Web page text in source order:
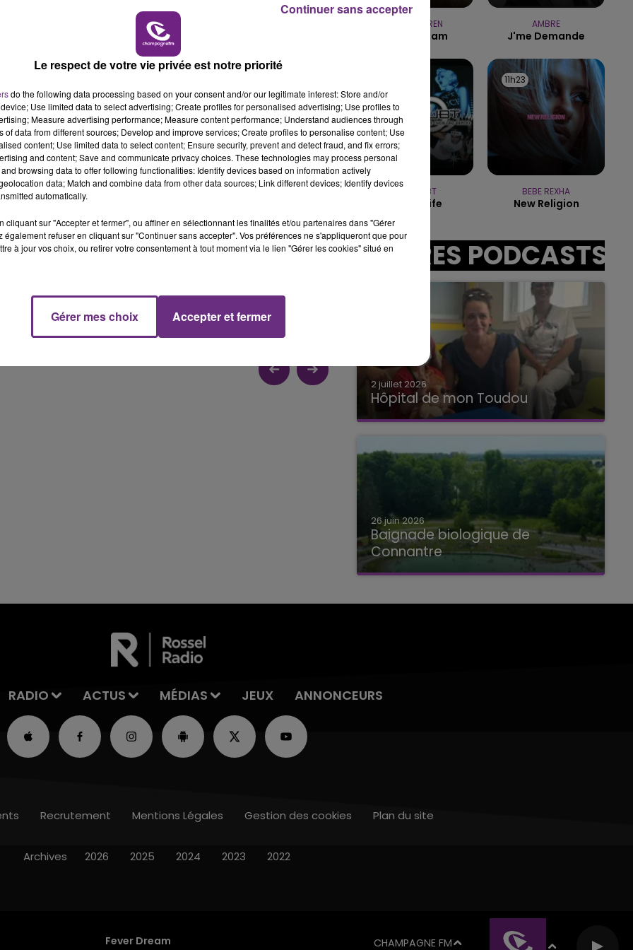
LE CLUB CHAMPAGNE FM
19h00 - 19h15
LA POP MACHINE -
1 h
À REIMS
ALEX WARREN
Fever Dream
AMBRE
J'me Demande
NO DOUBT
It's My Life
11h23
11h23
BEBE REXHA
New Religion
AUTRES PODCASTS
2 juillet 2026
Hôpital de mon Toudou
Hôpital de mon Toudou
26 juin 2026
Baignade biologique de
Connantre
Baignade biologique de Connantre
RADIO ACTUS MÉDIAS JEUX ANNONCEURS
Fever Dream CHAMPAGNE FM
Recrutement Mentions Légales Gestion des cookies Plan du site
Archives 2026 2025 2024 2023 2022
Le respect de votre vie privée est notre priorité
do the following data processing based on your consent and/or our legitimate interest: Store and/or
Use limited data to select advertising; Create profiles for personalised advertising; Use profiles to
Measure advertising performance; Measure content performance; Understand audiences through
of data from different sources; Develop and improve services; Create profiles to personalise content; Use
content; Use limited data to select content; Ensure security, prevent and detect fraud, and fix errors;
and content; Save and communicate privacy choices. These technologies may process personal
browsing data to offer following functionalities: Identify devices based on information actively
data; Match and combine data from other data sources; Link different devices; Identify devices
automatically.
cliquant sur "Accepter et fermer", ou affiner en sélectionnant les finalités et/ou partenaires dans "Gérer
également refuser en cliquant sur "Continuer sans accepter". Vos préférences ne s'appliqueront que pour
à jour vos choix, ou retirer votre consentement à tout moment via le lien "Gérer les cookies" situé en
Gérer mes choix Accepter et fermer
Continuer sans accepter